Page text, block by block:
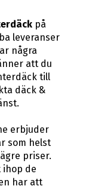
på
leveranser
några
att du
till
däck &
erbjuder
som helst
priser.
ihop de
har att